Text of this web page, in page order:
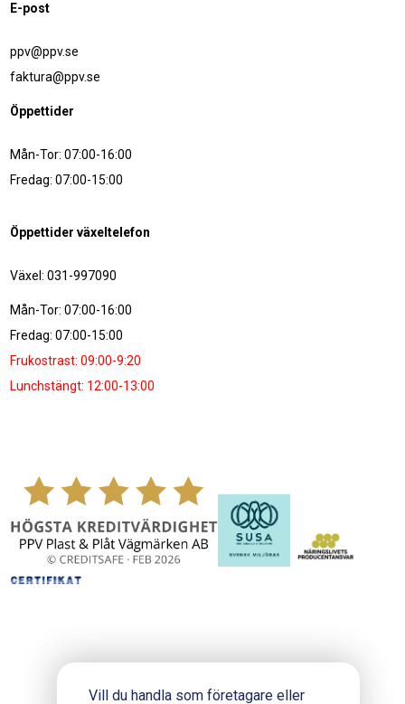
E-post
ppv@ppv.se
faktura@ppv.se
Öppettider
Mån-Tor: 07:00-16:00
Fredag: 07:00-15:00
Öppettider växeltelefon
Växel: 031-997090
Mån-Tor: 07:00-16:00
Fredag: 07:00-15:00
Frukostrast: 09:00-9:20
Lunchstängt: 12:00-13:00
Vill du handla som företagare eller